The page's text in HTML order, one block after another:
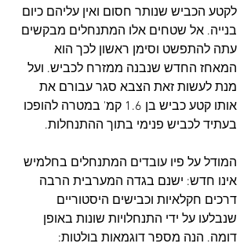
לקטע הכביש שנותר חסום ואין עליהם כיום
בנייה. אל שטחים אלו המתנחלים מבקשים
עתה להתפשט וסימן ראשון לכך הוא
המאחז החדש שנבנה ממזרח לכביש. ועל
מנת לעשות זאת הצבא סגר עבורם את
אותו קטע כביש בן 1.6 קמ' במטרה להופכו
בעתיד לכביש פנימי בתוך ההתנחלות.
המודל על פיו עובדים המתנחלים בחלמיש
אינו חדש: ישנם בגדה המערבית הרבה
דרכים חקלאיות וכבישים היסטוריים
שנבלעו על ידי התנחלויות שונות באופן
דומה. הנה מספר דוגמאות בולטות: